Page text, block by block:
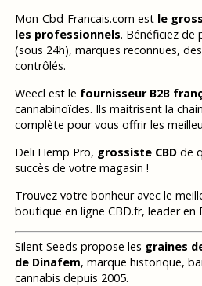
Mon-Cbd-Francais.com est le
les professionnels. Bénéficiez de
(sous 24h), marques reconnues,
contrôlés.
Weecl est le fournisseur B2B
cannabinoïdes. Ils maitrisent la
complète pour vous offrir les
Deli Hemp Pro, grossiste CBDde
succès de votre magasin !
Trouvez votre bonheur avec le
boutique en ligne CBD.fr, leader en
Silent Seeds propose les graines
de Dinafem, marque historique,
cannabis depuis 2005.